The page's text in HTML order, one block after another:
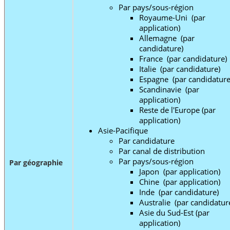
Par géographie
Par pays/sous-région
Royaume-Uni (par
application)
Allemagne (par
candidature)
France (par candidature)
Italie (par candidature)
Espagne (par
Scandinavie (par
application)
Reste de l'Europe (par
application)
Asie-Pacifique
Par candidature
Par canal de distribution
Par pays/sous-région
Japon (par application)
Chine (par application)
Inde (par candidature)
Australie (par
Asie du Sud-Est (par
application)